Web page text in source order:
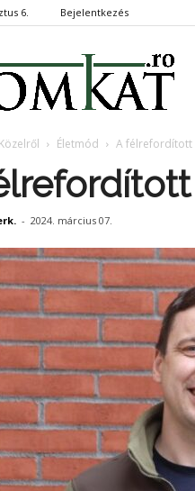
6. Bejelentkezés
Közelről Életmód A félrefordított
- 2024. március 07.